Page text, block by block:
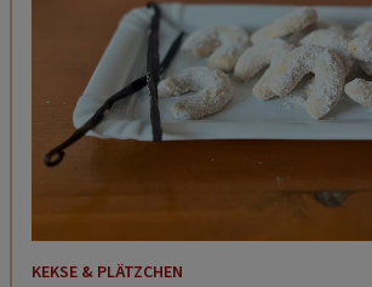
KEKSE & PLÄTZCHEN